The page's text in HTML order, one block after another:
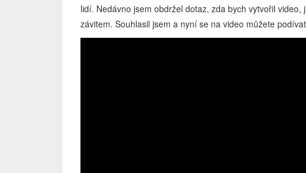
lidí. Nedávno jsem obdržel dotaz, zda bych vytvořil
závitem. Souhlasil jsem a nyní se na video můžete